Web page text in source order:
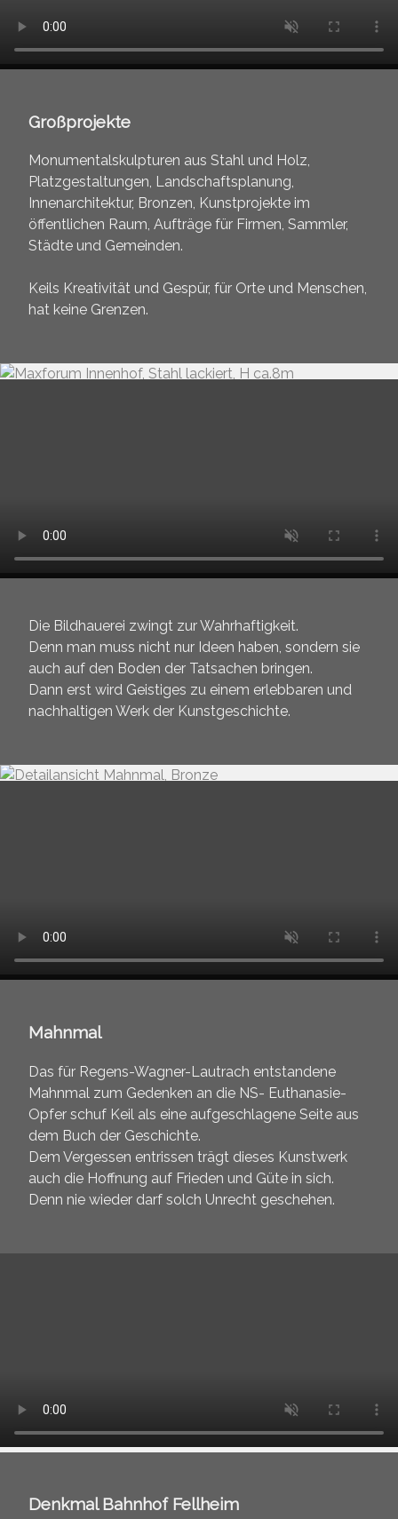
Großprojekte
Monumentalskulpturen aus Stahl und Holz,
Platzgestaltungen, Landschaftsplanung,
Innenarchitektur, Bronzen, Kunstprojekte im
öffentlichen Raum, Aufträge für Firmen, Sammler,
Städte und Gemeinden.
Keils Kreativität und Gespür, für Orte und Menschen,
hat keine Grenzen.
Die Bildhauerei zwingt zur Wahrhaftigkeit.
Denn man muss nicht nur Ideen haben, sondern sie
auch auf den Boden der Tatsachen bringen.
Dann erst wird Geistiges zu einem erlebbaren und
nachhaltigen Werk der Kunstgeschichte.
Mahnmal
Das für Regens-Wagner-Lautrach entstandene
Mahnmal zum Gedenken an die NS- Euthanasie-
Opfer schuf Keil als eine aufgeschlagene Seite aus
dem Buch der Geschichte.
Dem Vergessen entrissen trägt dieses Kunstwerk
auch die Hoffnung auf Frieden und Güte in sich.
Denn nie wieder darf solch Unrecht geschehen.
Denkmal Bahnhof Fellheim